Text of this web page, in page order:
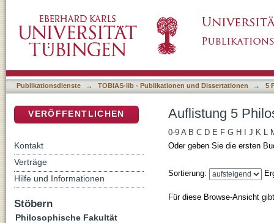
Publikationsdienste → TOBIAS-lib - Publikationen und Dissertationen → 5
Auflistung 5
0-9 A B C D E F G H J K L
Oder geben Sie die ersten
Sortierung:
Für diese Browse-Ansicht
VERÖFFENTLICHEN
Kontakt
Verträge
Hilfe und Informationen
Stöbern
Philosophische Fakultät